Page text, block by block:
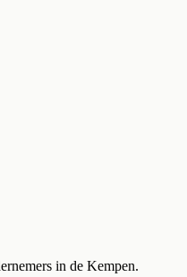
in de Kempen.